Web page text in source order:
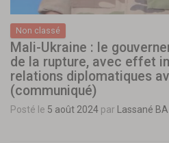
Non classé
Mali-Ukraine : le
de la rupture, avec effet
relations diplomatiques
(communiqué)
Posté le 5 août 2024 par
Lassané BA